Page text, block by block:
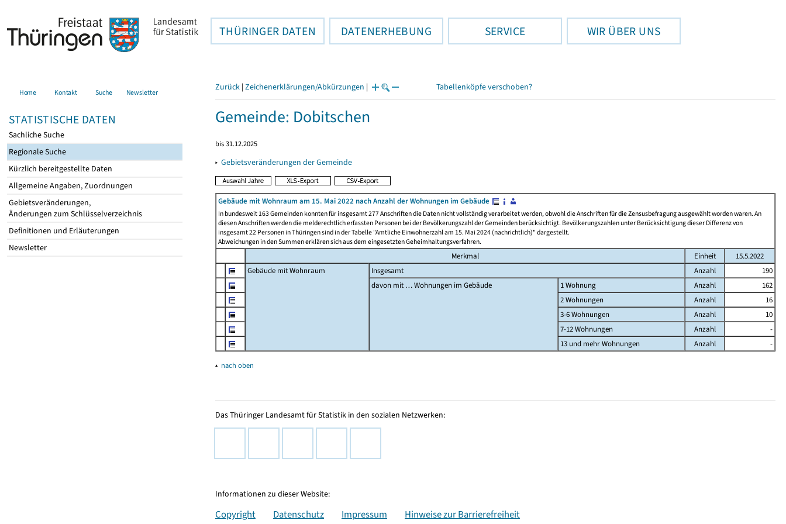
THÜRINGER DATEN DATENERHEBUNG SERVICE WIR ÜBER UNS
Home Kontakt Suche Newsletter
STATISTISCHE DATEN
Sachliche Suche
Regionale Suche
Kürzlich bereitgestellte Daten
Allgemeine Angaben, Zuordnungen
Gebietsveränderungen,
Änderungen zum Schlüsselverzeichnis
Definitionen und Erläuterungen
Newsletter
Zurück | Zeichenerklärungen/Abkürzungen | Tabellenköpfe verschoben?
Gemeinde: Dobitschen
bis 31.12.2025
▸ Gebietsveränderungen der Gemeinde
Gebäude mit Wohnraum am 15. Mai 2022 nach Anzahl der Wohnungen im Gebäude
In bundesweit 163 Gemeinden konnten für insgesamt 277 Anschriften die Daten nicht vollständig verarbeitet werden, obwohl die Anschriften für die Zensusbefragung ausgewählt worden waren. An
diesen Anschriften werden die melderechtlich erfassten Personen bei der Bevölkerungszahl der Gemeinden berücksichtigt. Bevölkerungszahlen unter Berücksichtigung dieser Differenz von
insgesamt 22 Personen in Thüringen sind in der Tabelle "Amtliche Einwohnerzahl am 15. Mai 2024 (nachrichtlich)" dargestellt.
Abweichungen in den Summen erklären sich aus dem eingesetzten Geheimhaltungsverfahren.
Merkmal Einheit
15.5.2022
Gebäude mit Wohnraum
Insgesamt Anzahl
190
davon mit … Wohnungen im Gebäude
1 Wohnung Anzahl
162
2 Wohnungen
Anzahl
16
3-6 Wohnungen
Anzahl
10
7-12 Wohnungen
Anzahl
-
13 und mehr Wohnungen
Anzahl -
▴ nach oben
Das Thüringer Landesamt für Statistik in den sozialen Netzwerken:
Informationen zu dieser Website:
Copyright Datenschutz Impressum Hinweise zur Barrierefreiheit